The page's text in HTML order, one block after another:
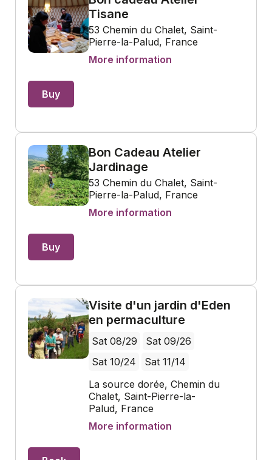
Tisane
53 Chemin du Chalet, Saint-
Pierre-la-Palud, France
More information
Buy
Bon Cadeau Atelier
Jardinage
53 Chemin du Chalet, Saint-
Pierre-la-Palud, France
More information
Buy
Visite d'un jardin d'Eden
en permaculture
Sat 08/29
Sat 09/26
Sat 10/24
Sat 11/14
La source dorée, Chemin du
Chalet, Saint-Pierre-la-
Palud, France
More information